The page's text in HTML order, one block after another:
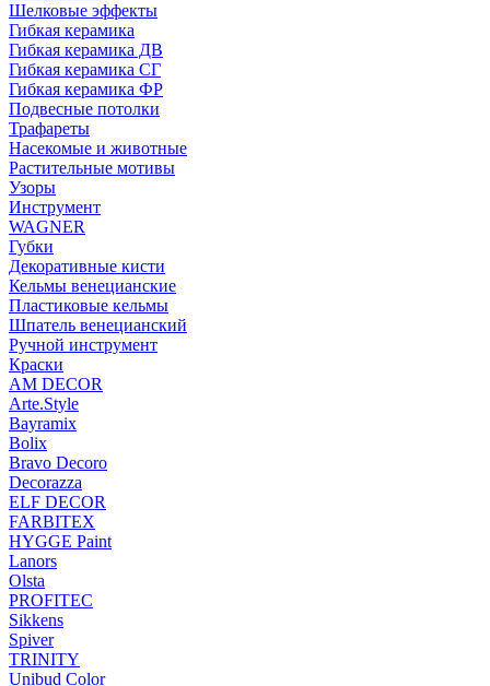
Шелковые эффекты
Гибкая керамика
Гибкая керамика ДВ
Гибкая керамика СГ
Гибкая керамика ФР
Подвесные потолки
Трафареты
Насекомые и животные
Растительные мотивы
Узоры
Инструмент
WAGNER
Губки
Декоративные кисти
Кельмы венецианские
Пластиковые кельмы
Шпатель венецианский
Ручной инструмент
Краски
AM DECOR
Arte.Style
Bayramix
Bolix
Bravo Decoro
Decorazza
ELF DECOR
FARBITEX
HYGGE Paint
Lanors
Olsta
PROFITEC
Sikkens
Spiver
TRINITY
Unibud Color